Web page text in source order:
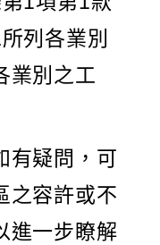
列各業別
業別之工
有疑問，可
之容許或不
進一步瞭解